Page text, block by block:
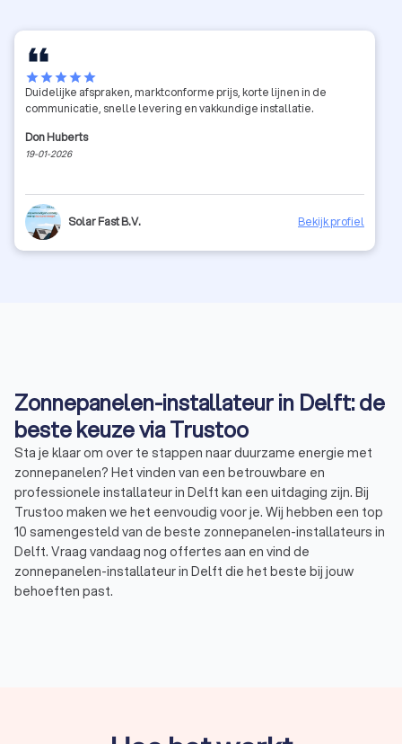
starstarstarstarstar
Duidelijke afspraken, marktconforme prijs, korte lijnen in de
communicatie, snelle levering en vakkundige installatie.
Don Huberts
19-01-2026
Solar Fast B.V. Bekijk profiel
Zonnepanelen-installateur in Delft: de
beste keuze via Trustoo
Sta je klaar om over te stappen naar duurzame energie met
zonnepanelen? Het vinden van een betrouwbare en
professionele installateur in Delft kan een uitdaging zijn. Bij
Trustoo maken we het eenvoudig voor je. Wij hebben een top
10 samengesteld van de beste zonnepanelen-installateurs in
Delft. Vraag vandaag nog offertes aan en vind de
zonnepanelen-installateur in Delft die het beste bij jouw
behoeften past.
zonnepanelen-installateur in Delft heeft uitgebreide kennis